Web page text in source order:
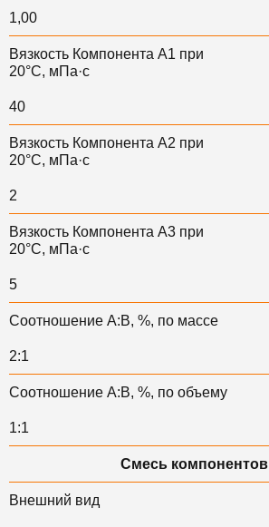
1,00
Вязкость Компонента А1 при
20°С, мПа·с
40
Вязкость Компонента А2 при
20°С, мПа·с
2
Вязкость Компонента А3 при
20°С, мПа·с
5
Соотношение А:В, %, по массе
2:1
Соотношение А:В, %, по объему
1:1
Смесь компонентов
Внешний вид